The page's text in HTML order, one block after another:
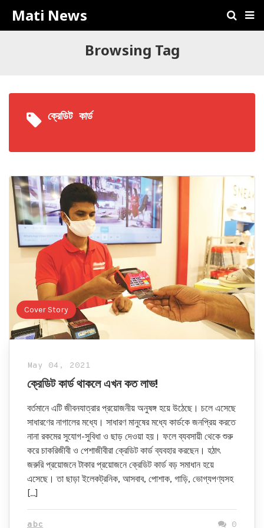
Mati News
Browsing Tag
ক্রেডিট কার্ড
Cover Story
May 04, 2021
ক্রেডিট কার্ড থাকলে এখন কত লাভ!
বর্তমানে এটি জীবনযাত্রার প্রয়োজনীয় অনুষঙ্গ হয়ে উঠেছে। চলে এসেছে
সাধারণের নাগালের মধ্যে। সাধারণ মানুষের মধ্যে কার্ডকে জনপ্রিয় করতে
নানা রকমের সুযোগ-সুবিধা ও ছাড় দেওয়া হয়। ফলে ব্যবসায়ী থেকে শুরু
করে চাকরিজীবী ও পেশাজীবীরা ক্রেডিট কার্ড ব্যবহার করছেন। হঠাৎ
জরুরি প্রয়োজনে টাকার প্রয়োজনে ক্রেডিট কার্ড বড় সমাধান হয়ে
এসেছে। তা ছাড়া ইলেকট্রনিক, আসবাব, পোশাক, গাড়ি, ভোগ্যপণ্যসহ
[…]
abc 0